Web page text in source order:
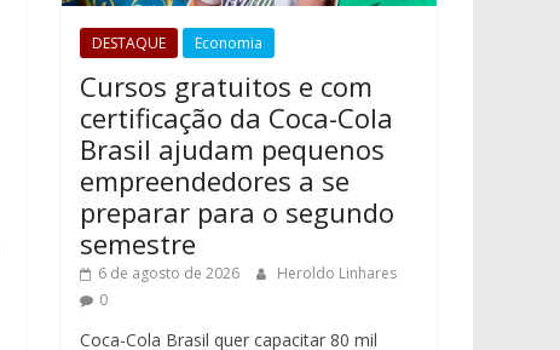
DESTAQUE Economia
Cursos gratuitos e com
certificação da Coca-Cola
Brasil ajudam pequenos
empreendedores a se
preparar para o segundo
semestre
6 de agosto de 2026
Heroldo Linhares
0
Coca-Cola Brasil quer capacitar 80 mil